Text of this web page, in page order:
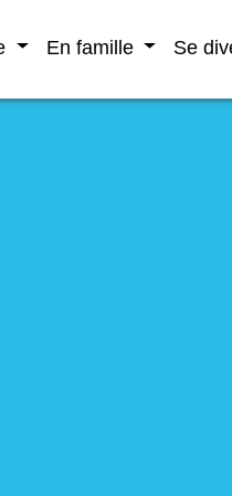
En famille Se